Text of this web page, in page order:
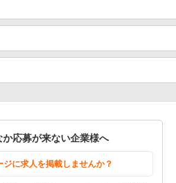
か応募が来ない企業様へ
ジに求人を掲載しませんか？